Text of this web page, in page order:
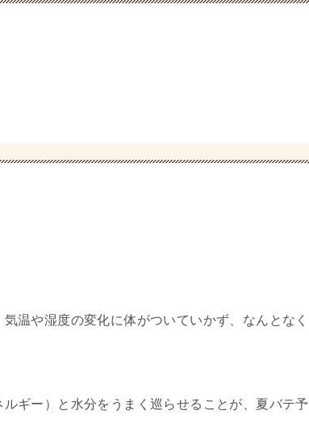
温や湿度の変化に体がついていかず、なんとなく
ギー）と水分をうまく巡らせることが、夏バテ予